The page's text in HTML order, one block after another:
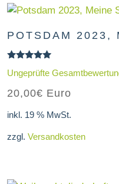
POTSDAM 2023,
mit
von 5
Ungeprüfte
20,00€ Euro
inkl. 19 % MwSt.
zzgl.Versandkosten